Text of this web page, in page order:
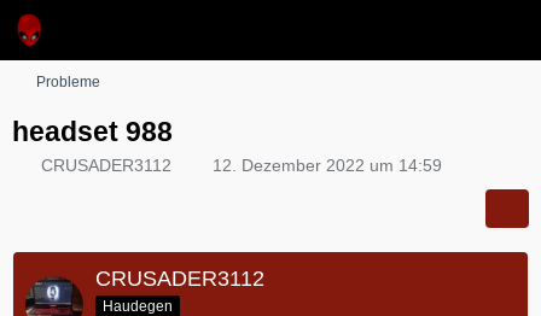
Probleme
headset 988
CRUSADER3112 12. Dezember 2022 um 14:59
CRUSADER3112
Haudegen